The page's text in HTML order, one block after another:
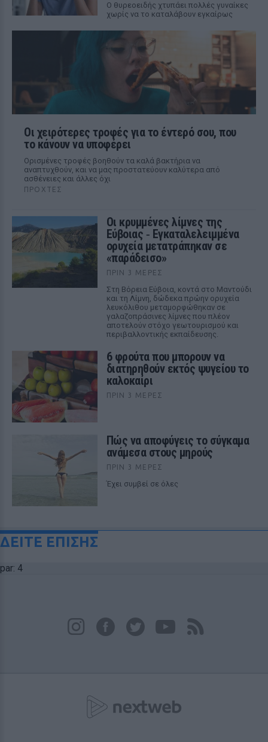
Ο θυρεοειδής χτυπάει πολλές γυναίκες
χωρίς να το καταλάβουν εγκαίρως
Οι χειρότερες τροφές για το έντερό σου, που
το κάνουν να υποφέρει
Ορισμένες τροφές βοηθούν τα καλά βακτήρια να
αναπτυχθούν, και να μας προστατεύουν καλύτερα από
ασθένειες και άλλες όχι
ΠΡΟΧΤΈΣ
Οι κρυμμένες λίμνες της
Εύβοιας ‑ Εγκαταλελειμμένα
ορυχεία μετατράπηκαν σε
«παράδεισο»
ΠΡΙΝ 3 ΜΈΡΕΣ
Στη Βόρεια Εύβοια, κοντά στο Μαντούδι
και τη Λίμνη, δώδεκα πρώην ορυχεία
λευκόλιθου μεταμορφώθηκαν σε
γαλαζοπράσινες λίμνες που πλέον
αποτελούν στόχο γεωτουρισμού και
περιβαλλοντικής εκπαίδευσης.
6 φρούτα που μπορουν να
διατηρηθούν εκτός ψυγείου το
καλοκαίρι
ΠΡΙΝ 3 ΜΈΡΕΣ
Πώς να αποφύγεις το σύγκαμα
ανάμεσα στους μηρούς
ΠΡΙΝ 3 ΜΈΡΕΣ
Έχει συμβεί σε όλες
ΔΕΙΤΕ ΕΠΙΣΗΣ
par: 4